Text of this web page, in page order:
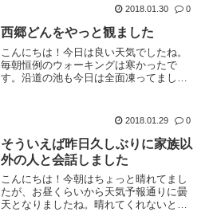
ーキングも非常に寒かったです。ただ、
謎が深まるばかりです。タ...
2018.01.30 0
西郷どんをやっと観ました
こんにちは！今日は良い天気でしたね。
毎朝恒例のウォーキングは寒かったで
す。沿道の池も今日は全面凍ってまし
たのに。。先週位から近所の高校生が朝
2018.01.29 0
そういえば昨日久しぶりに家族以
外の人と会話しました
こんにちは！今朝はちょっと晴れてまし
たが、お昼くらいから天気予報通りに曇
天となりましたね。晴れてくれないと非